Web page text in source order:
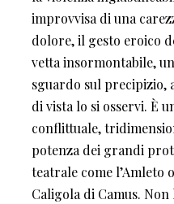
improvvisa di una
dolore, il gesto eroico
vetta insormontabile,
sguardo sul precipizio,
di vista lo si osservi. È
conflittuale,
potenza dei grandi
teatrale come l’Amleto
Caligola di Camus.